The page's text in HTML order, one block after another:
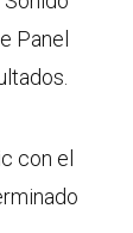
Panel
con el